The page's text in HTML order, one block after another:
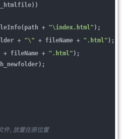
+ "\index.html" );
+ "\" + fileName + ".html" );
+ fileName + ".html" );
件,放置在原位置